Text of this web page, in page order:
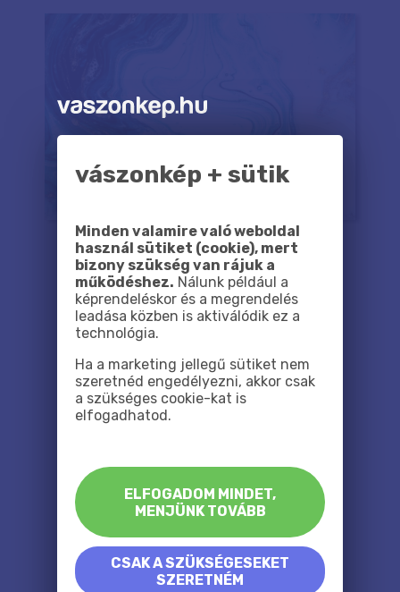
vászonkép + sütik
Minden valamire való weboldal
használ sütiket (cookie), mert
bizony szükség van rájuk a
működéshez. Nálunk például a
képrendeléskor és a megrendelés
leadása közben is aktiválódik ez a
technológia.
Ha a marketing jellegű sütiket nem
szeretnéd engedélyezni, akkor csak
a szükséges cookie-kat is
elfogadhatod.
ELFOGADOM MINDET,
MENJÜNK TOVÁBB
CSAK A SZÜKSÉGESEKET
SZERETNÉM